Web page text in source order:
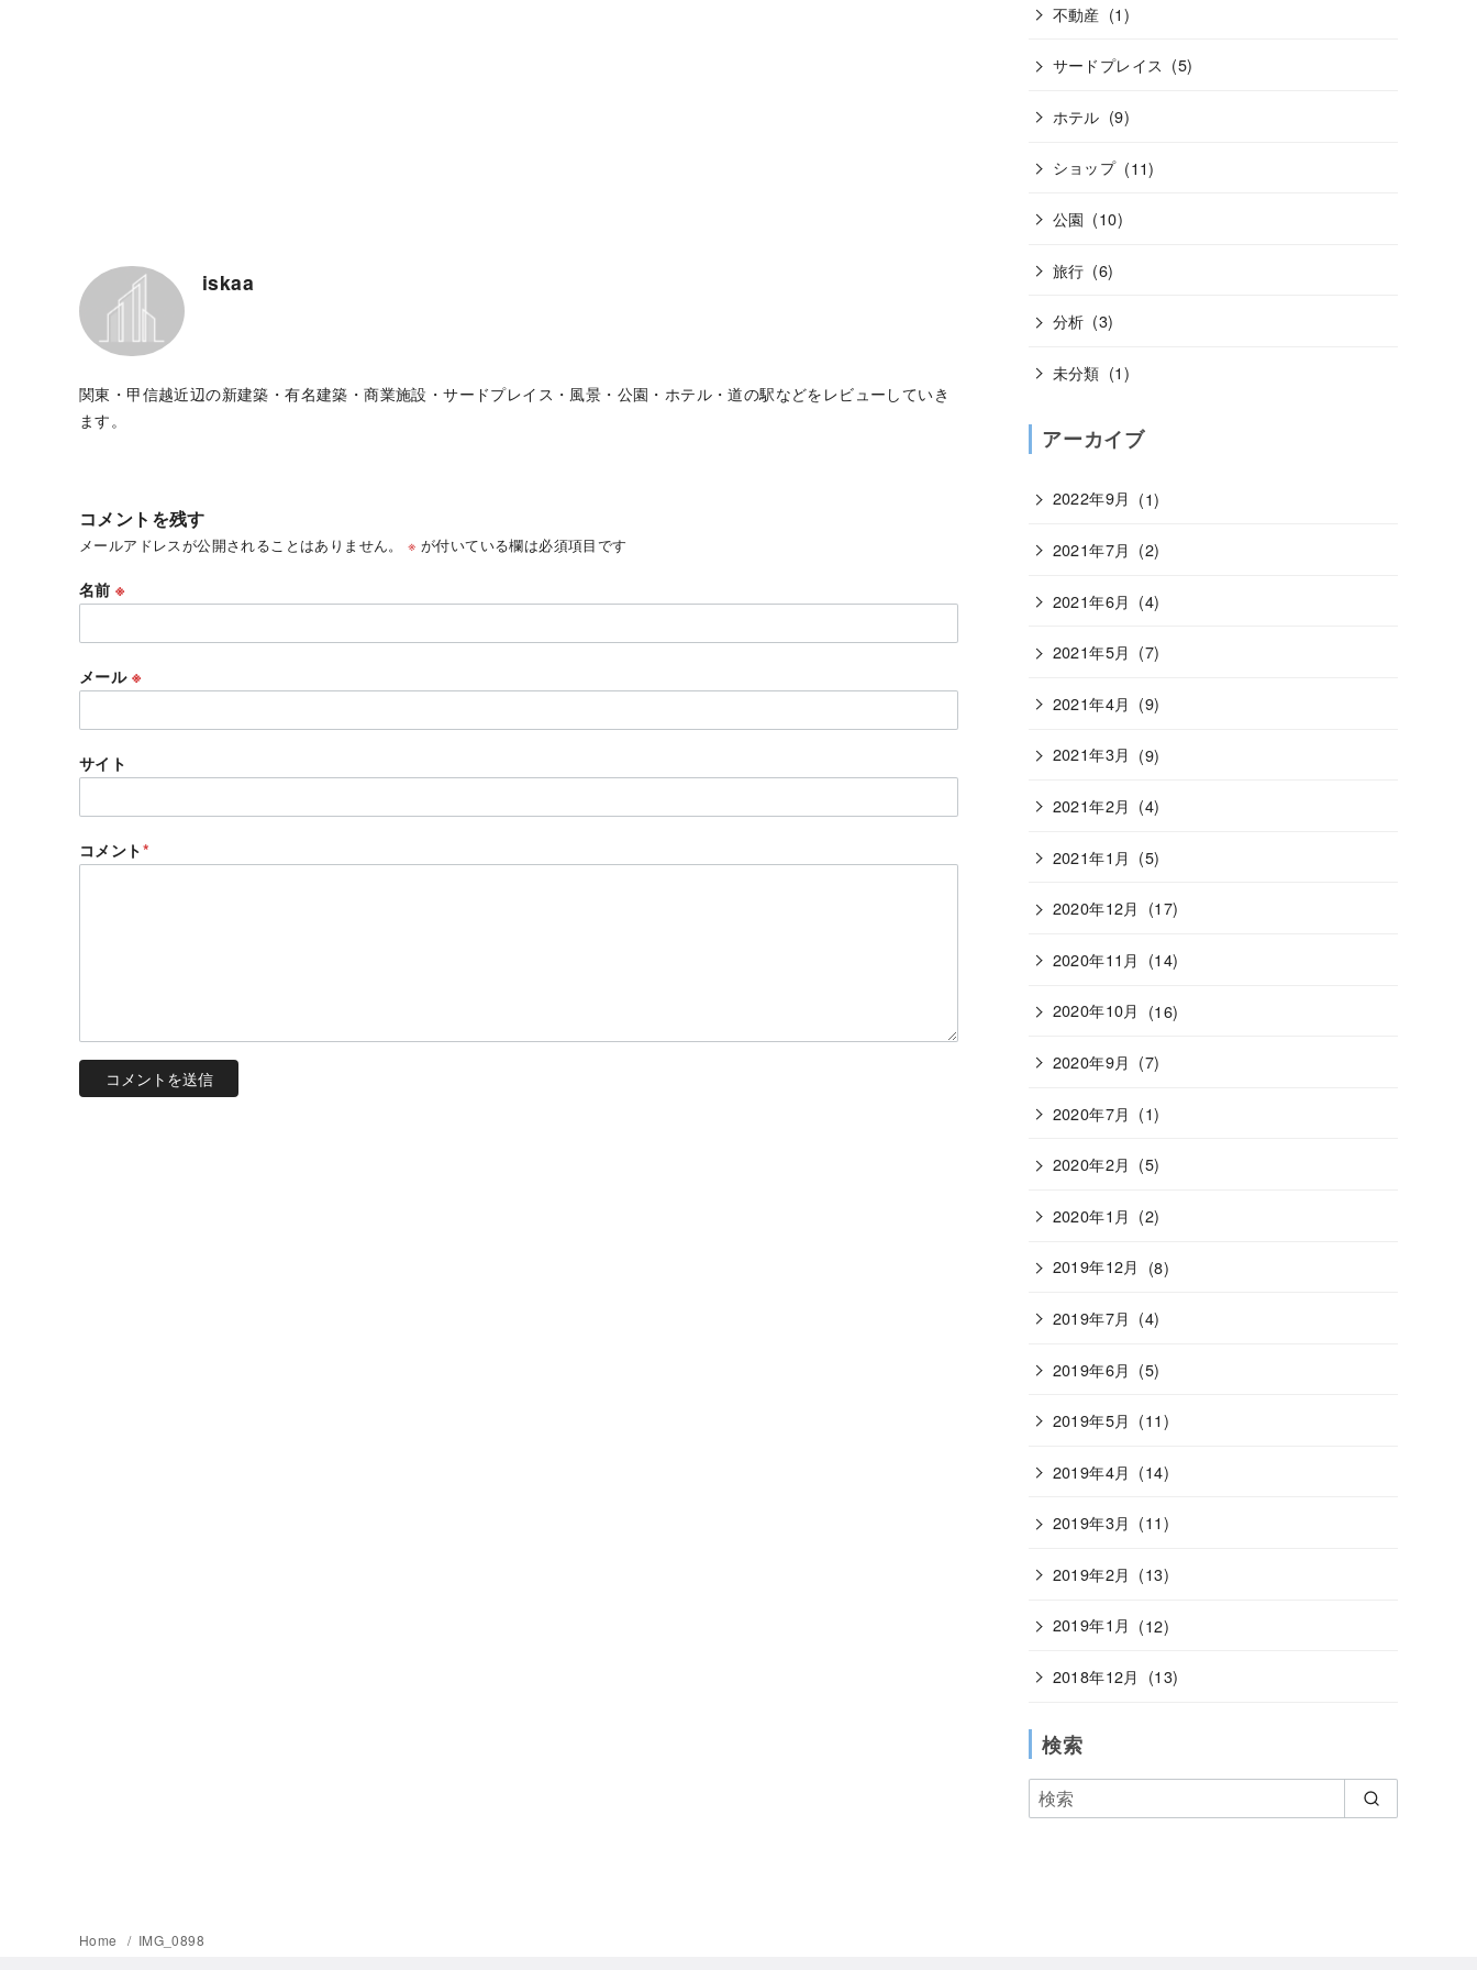
iskaa
関東・甲信越近辺の新建築・有名建築・商業施設・サードプレイス・風景・公園・ホテル・道の駅などをレビューしていき
ます。
コメントを残す
メールアドレスが公開されることはありません。 ※ が付いている欄は必須項目です
名前※
メール ※
サイト
コメント*
不動産 (1)
サードプレイス (5)
ホテル (9)
ショップ (11)
公園 (10)
旅行 (6)
分析 (3)
未分類 (1)
アーカイブ
2022年9月 (1)
2021年7月 (2)
2021年6月 (4)
2021年5月 (7)
2021年4月 (9)
2021年3月 (9)
2021年2月 (4)
2021年1月 (5)
2020年12月 (17)
2020年11月 (14)
2020年10月 (16)
2020年9月 (7)
2020年7月 (1)
2020年2月 (5)
2020年1月 (2)
2019年12月 (8)
2019年7月 (4)
2019年6月 (5)
2019年5月 (11)
2019年4月 (14)
2019年3月 (11)
2019年2月 (13)
2019年1月 (12)
2018年12月 (13)
検索
Home IMG_0898